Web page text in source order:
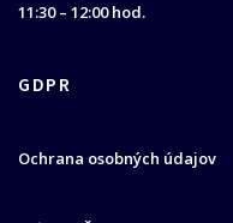
11:30 – 12:00 hod.
GDPR
Ochrana osobných údajov